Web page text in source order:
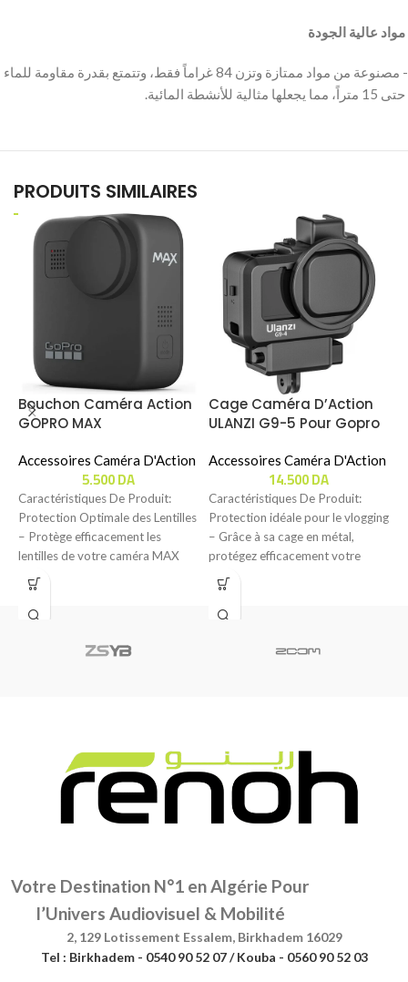
مواد عالية الجودة
‫- مصنوعة من مواد ممتازة وتزن 84 غراماً فقط، وتتمتع بقدرة مقاومة للماء
PRODUITS SIMILAIRES
Bouchon Caméra Action
GOPRO MAX
Accessoires Caméra D'Action
5.500DA
Caractéristiques De Produit:
Protection Optimale des Lentilles
– Protège efficacement les
lentilles de votre caméra MAX
lorsqu’elle n’est pas utilisée
Cage Caméra D’Action
ULANZI G9-5 Pour Gopro
Accessoires Caméra D'Action
14.500DA
Caractéristiques De Produit:
Protection idéale pour le vlogging
– Grâce à sa cage en métal,
protégez efficacement votre
GoPro tout
Votre Destination N°1 en Algérie Pour
l’Univers Audiovisuel & Mobilité
2, 129 Lotissement Essalem, Birkhadem 16029
Tel : Birkhadem - 0540 90 52 07 / Kouba - 0560 90 52 03